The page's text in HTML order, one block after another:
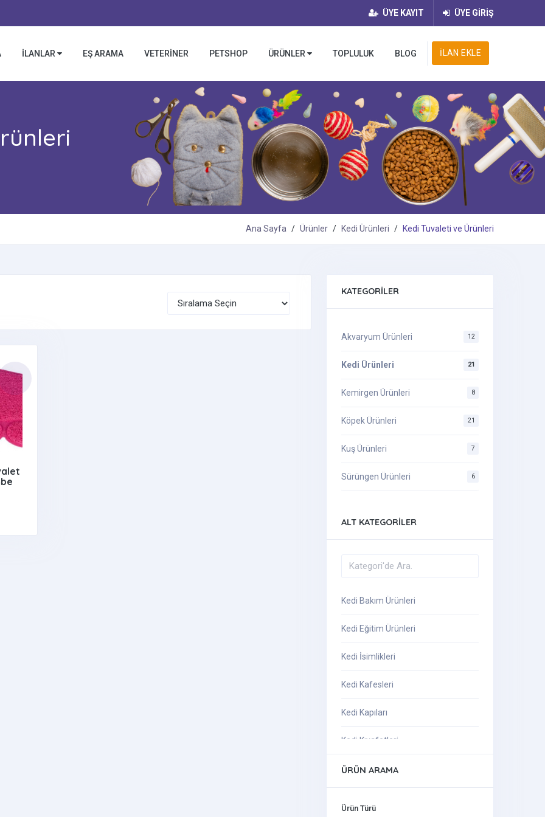
ÜYE KAYIT ÜYE GİRİŞ
İLANLAR EŞ ARAMA VETERİNER PETSHOP ÜRÜNLER TOPLULUK BLOG İLAN EKLE
Ana Sayfa Ürünler Kedi Ürünleri Kedi Tuvaleti ve Ürünleri
KATEGORILER
Akvaryum Ürünleri 12
Kedi Ürünleri 21
Kemirgen Ürünleri 8
Köpek Ürünleri 21
Kuş Ürünleri 7
Sürüngen Ürünleri 6
ALT KATEGORILER
Kedi Bakım Ürünleri
Kedi Eğitim Ürünleri
Kedi İsimlikleri
Kedi Kafesleri
Kedi Kapıları
Kedi Kıyafetleri
Kedi Mama Ve Su Kapları
ÜRÜN ARAMA
Ürün Türü